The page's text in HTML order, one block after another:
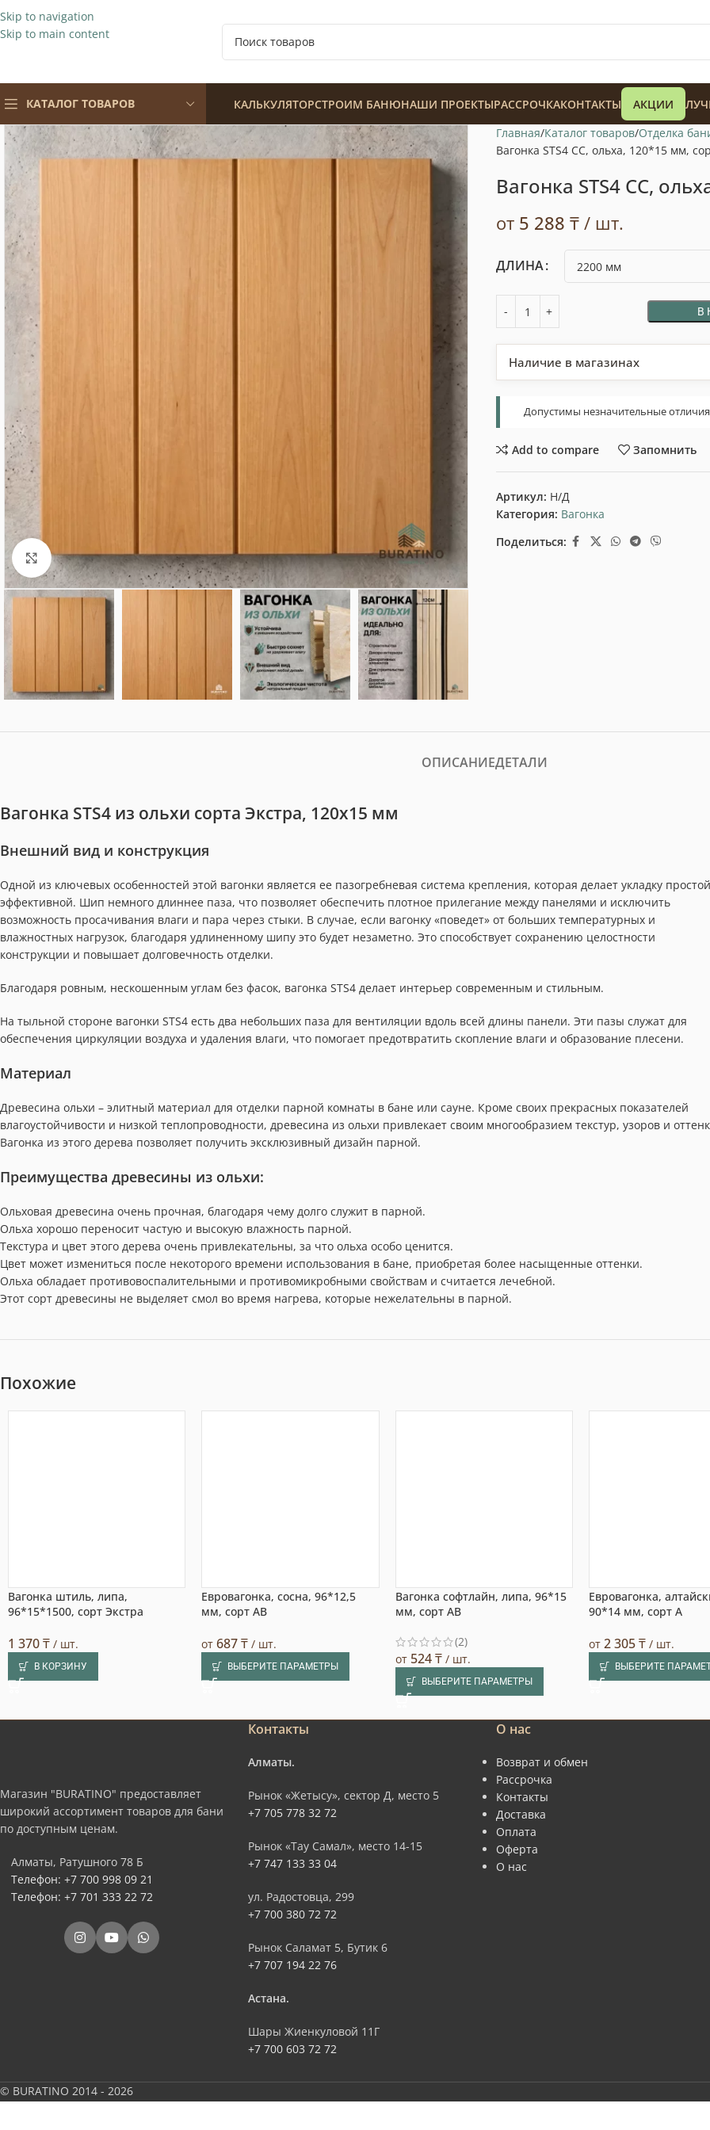
Skip to navigation
Skip to main content
КАТАЛОГ ТОВАРОВ КАЛЬКУЛЯТОРСТРОИМ БАНЮНАШИ ПРОЕКТЫРАССРОЧКАКОНТАКТЫ АКЦИИ
Нажмите, чтобы увеличить
Главная Каталог товаров Отделка
Вагонка STS4 CC, ольха, 120*15 мм,
Вагонка STS4 CC,
от 5 288 ₸/ шт.
ДЛИНА
В
Наличие в магазинах
Допустимы незначительные
Add to compare Запомнить
Артикул: Н/Д
Категория: Вагонка
Поделиться:
ОПИСАНИЕДЕТАЛИ
Вагонка STS4 из ольхи сорта Экстра, 120х15 мм
Внешний вид и конструкция
Одной из ключевых особенностей этой вагонки является ее пазогребневая система крепления, которая делает укладку
эффективной. Шип немного длиннее паза, что позволяет обеспечить плотное прилегание между панелями и исключить
возможность просачивания влаги и пара через стыки. В случае, если вагонку «поведет» от больших температурных и
влажностных нагрузок, благодаря удлиненному шипу это будет незаметно. Это способствует сохранению целостности
конструкции и повышает долговечность отделки.
Благодаря ровным, нескошенным углам без фасок, вагонка STS4 делает интерьер современным и стильным.
На тыльной стороне вагонки STS4 есть два небольших паза для вентиляции вдоль всей длины панели. Эти пазы служат для
обеспечения циркуляции воздуха и удаления влаги, что помогает предотвратить скопление влаги и образование плесени.
Материал
Древесина ольхи – элитный материал для отделки парной комнаты в бане или сауне. Кроме своих прекрасных показателей
влагоустойчивости и низкой теплопроводности, древесина из ольхи привлекает своим многообразием текстур, узоров и
Вагонка из этого дерева позволяет получить эксклюзивный дизайн парной.
Преимущества древесины из ольхи:
Ольховая древесина очень прочная, благодаря чему долго служит в парной.
Ольха хорошо переносит частую и высокую влажность парной.
Текстура и цвет этого дерева очень привлекательны, за что ольха особо ценится.
Цвет может измениться после некоторого времени использования в бане, приобретая более насыщенные оттенки.
Ольха обладает противовоспалительными и противомикробными свойствам и считается лечебной.
Этот сорт древесины не выделяет смол во время нагрева, которые нежелательны в парной.
Похожие
Вагонка штиль, липа,
96*15*1500, сорт Экстра
1 370₸ / шт.
В КОРЗИНУ
Евровагонка, сосна, 96*12,5
мм, сорт AB
от687₸ / шт.
ВЫБЕРИТЕ ПАРАМЕТРЫ
Вагонка софтлайн, липа, 96*15
мм, сорт AB
(2)
от 524₸/ шт.
ВЫБЕРИТЕ ПАРАМЕТРЫ
Евровагонка,
90*14 мм, сорт A
от2 305₸ / шт.
ВЫБЕРИТЕ
Магазин "BURATINO" предоставляет
широкий ассортимент товаров для бани
по доступным ценам.
Алматы, Ратушного 78 Б
Телефон: +7 700 998 09 21
Телефон: +7 701 333 22 72
Контакты
Алматы.
Рынок «Жетысу», сектор Д, место 5
+7 705 778 32 72
Рынок «Тау Самал», место 14-15
+7 747 133 33 04
ул. Радостовца, 299
+7 700 380 72 72
Рынок Саламат 5, Бутик 6
+7 707 194 22 76
Астана.
Шары Жиенкуловой 11Г
+7 700 603 72 72
О нас
Возврат и обмен
Рассрочка
Контакты
Доставка
Оплата
Оферта
О нас
© BURATINO 2014 - 2026